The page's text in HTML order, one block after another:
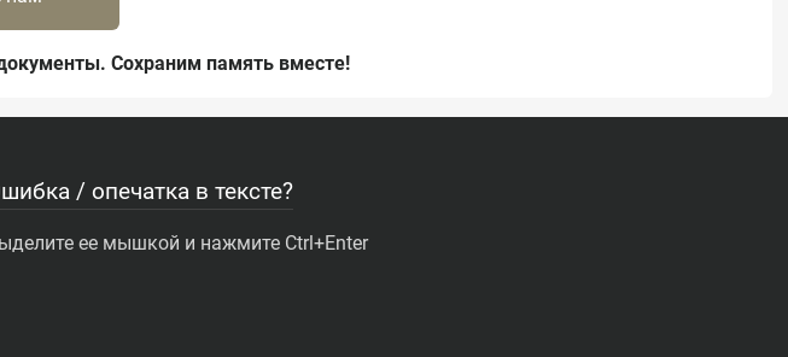
Сохраним память вместе!
/ опечатка в тексте?
ее мышкой и нажмите Ctrl+Enter